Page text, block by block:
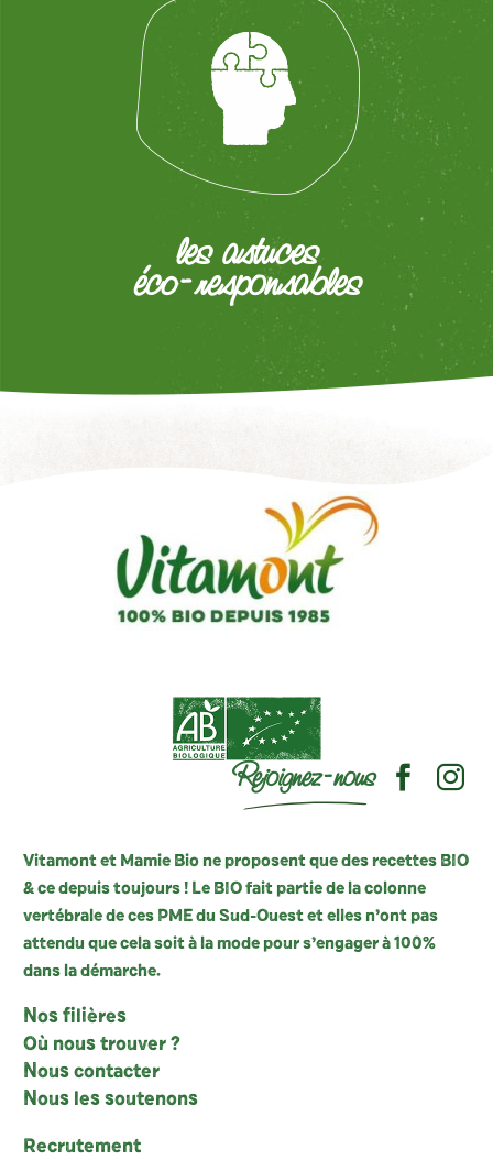
les astuces
éco-responsables
Rejoignez-nous
Vitamont et Mamie Bio ne proposent que des recettes BIO
& ce depuis toujours ! Le BIO fait partie de la colonne
vertébrale de ces PME du Sud-Ouest et elles n’ont pas
attendu que cela soit à la mode pour s’engager à 100%
dans la démarche.
Nos filières
Où nous trouver ?
Nous contacter
Nous les soutenons
Recrutement